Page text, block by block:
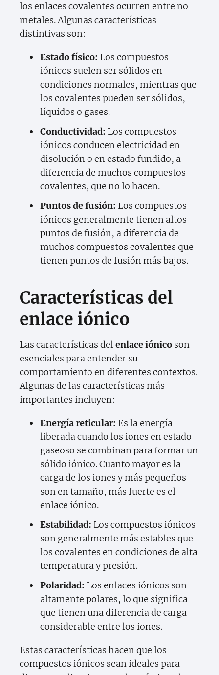
los enlaces covalentes ocurren entre no
metales. Algunas características
distintivas son:
Estado físico: Los compuestos
iónicos suelen ser sólidos en
condiciones normales, mientras que
los covalentes pueden ser sólidos,
líquidos o gases.
Conductividad: Los compuestos
iónicos conducen electricidad en
disolución o en estado fundido, a
diferencia de muchos compuestos
covalentes, que no lo hacen.
Puntos de fusión: Los compuestos
iónicos generalmente tienen altos
puntos de fusión, a diferencia de
muchos compuestos covalentes que
tienen puntos de fusión más bajos.
Características del
enlace iónico
Las características delenlace iónico son
esenciales para entender su
comportamiento en diferentes contextos.
Algunas de las características más
importantes incluyen:
Energía reticular: Es la energía
liberada cuando los iones en estado
gaseoso se combinan para formar un
sólido iónico. Cuanto mayor es la
carga de los iones y más pequeños
son en tamaño, más fuerte es el
enlace iónico.
Estabilidad: Los compuestos iónicos
son generalmente más estables que
los covalentes en condiciones de alta
temperatura y presión.
Polaridad: Los enlaces iónicos son
altamente polares, lo que significa
que tienen una diferencia de carga
considerable entre los iones.
Estas características hacen que los
compuestos iónicos sean ideales para